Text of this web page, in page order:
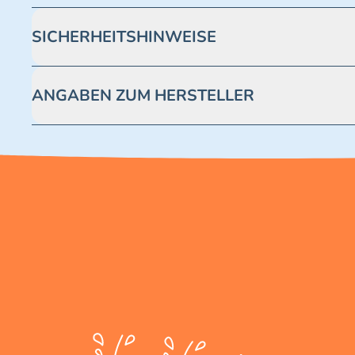
SICHERHEITSHINWEISE
ANGABEN ZUM HERSTELLER